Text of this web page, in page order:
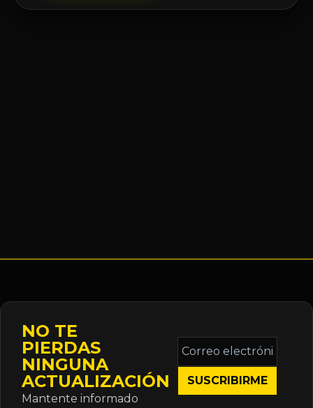
NO TE
PIERDAS
NINGUNA
ACTUALIZACIÓN
Mantente informado
Correo
electrónico
*